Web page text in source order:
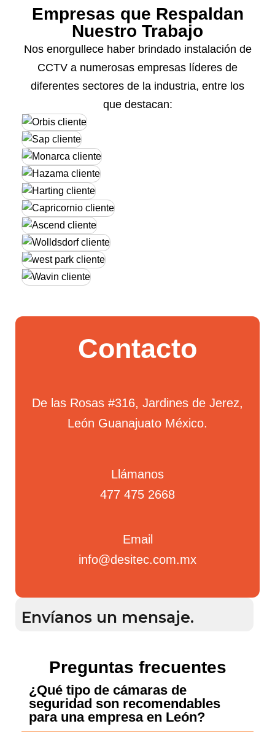
Empresas que Respaldan
Nuestro Trabajo
Nos enorgullece haber brindado instalación de
CCTV a numerosas empresas líderes de
diferentes sectores de la industria, entre los
que destacan:
Contacto
De las Rosas #316, Jardines de Jerez,
León Guanajuato México.
Llámanos
477 475 2668
Email
info@desitec.com.mx
Envíanos un mensaje.
Preguntas frecuentes
¿Qué tipo de cámaras de
seguridad son recomendables
para una empresa en León?